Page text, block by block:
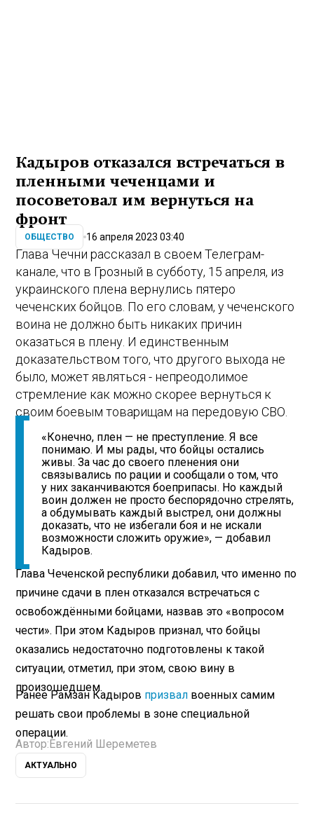
Кадыров отказался встречаться в
пленными чеченцами и
посоветовал им вернуться на
фронт
ОБЩЕСТВО 16 апреля 2023 03:40
Глава Чечни рассказал в своем Телеграм-
канале, что в Грозный в субботу, 15 апреля, из
украинского плена вернулись пятеро
чеченских бойцов. По его словам, у чеченского
воина не должно быть никаких причин
оказаться в плену. И единственным
доказательством того, что другого выхода не
было, может являться - непреодолимое
стремление как можно скорее вернуться к
своим боевым товарищам на передовую СВО.
«Конечно, плен — не преступление. Я все
понимаю. И мы рады, что бойцы остались
живы. За час до своего пленения они
связывались по рации и сообщали о том, что
у них заканчиваются боеприпасы. Но каждый
воин должен не просто беспорядочно стрелять,
а обдумывать каждый выстрел, они должны
доказать, что не избегали боя и не искали
возможности сложить оружие», — добавил
Кадыров.
Глава Чеченской республики добавил, что именно по
причине сдачи в плен отказался встречаться с
освобождёнными бойцами, назвав это «вопросом
чести». При этом Кадыров признал, что бойцы
оказались недостаточно подготовлены к такой
ситуации, отметил, при этом, свою вину в
произошедшем.
Ранее Рамзан Кадыров призвал военных самим
решать свои проблемы в зоне специальной
операции.
Автор: Евгений Шереметев
АКТУАЛЬНО